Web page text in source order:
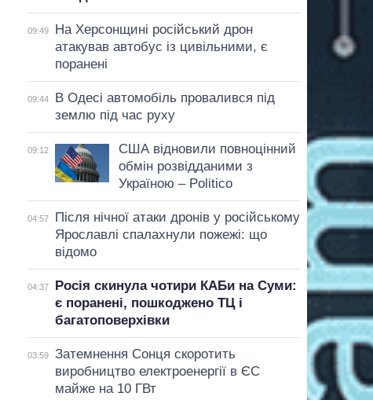
09:49
На Херсонщині російський дрон
атакував автобус із цивільними, є
поранені
09:44
В Одесі автомобіль провалився під
землю під час руху
09:12
США відновили повноцінний
обмін розвідданими з
Україною – Politico
04:57
Після нічної атаки дронів у російському
Ярославлі спалахнули пожежі: що
відомо
04:37
Росія скинула чотири КАБи на Суми:
є поранені, пошкоджено ТЦ і
багатоповерхівки
03:59
Затемнення Сонця скоротить
виробництво електроенергії в ЄС
майже на 10 ГВт